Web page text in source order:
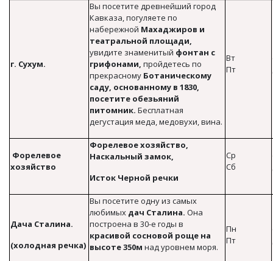
г. Сухум.
Вы посетите древнейший город
Кавказа, погуляете по
набережной Махаджиров и
театральной площади,
увидите знаменитый фонтан с
грифонами, пройдетесь по
прекрасному Ботаническому
саду, основанному в 1830,
посетите обезьяний
питомник. Бесплатная
дегустация меда, медовухи, вина.
Вт
Пт
Форелевое
хозяйство
Форелевое хозяйство,
Наскальный замок,
Исток Черной речки
Ср
Сб
Дача Сталина.
(холодная речка)
Вы посетите одну из самых
любимых дач Сталина. Она
построена в 30-е годы в
красивой сосновой роще на
высоте 350м над уровнем моря.
Пн
Пт